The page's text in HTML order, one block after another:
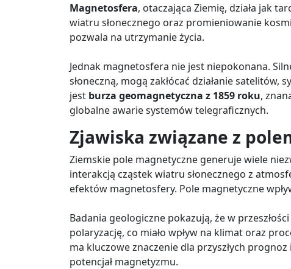
Magnetosfera, otaczająca Ziemię, działa jak
wiatru słonecznego oraz promieniowanie
pozwala na utrzymanie życia.
Jednak magnetosfera nie jest niepokonana.
słoneczną, mogą zakłócać działanie
jest burza geomagnetyczna z 1859 roku,
globalne awarie systemów telegraficznych.
Zjawiska związane z
Ziemskie pole magnetyczne generuje wiele
interakcją cząstek wiatru słonecznego z
efektów magnetosfery. Pole magnetyczne
Badania geologiczne pokazują, że w
polaryzację, co miało wpływ na klimat oraz
ma kluczowe znaczenie dla przyszłych
potencjał magnetyzmu.